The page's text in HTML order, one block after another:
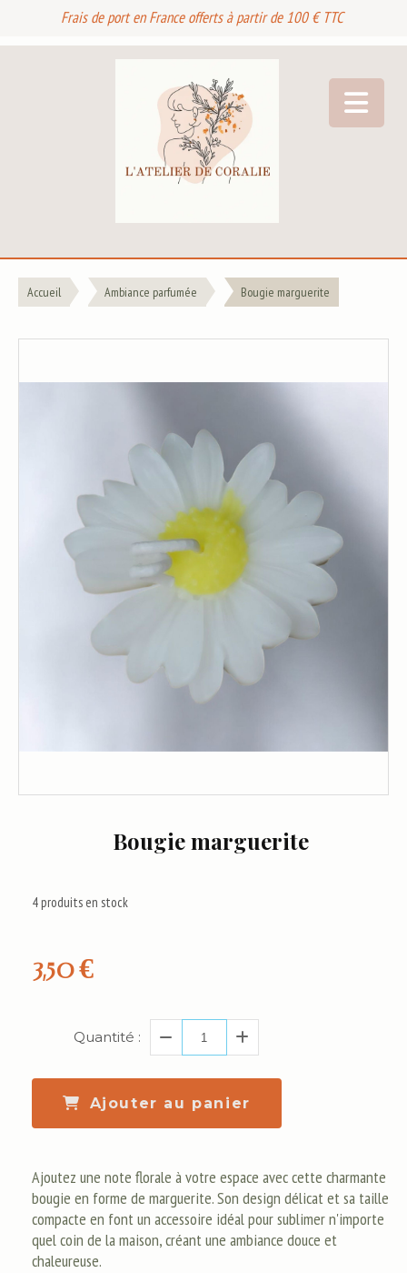
Frais de port en France offerts à partir de 100 € TTC
Accueil Ambiance parfumée Bougie marguerite
Bougie marguerite
3,50€
4produits en stock
Quantité :
Ajouter au panier
Ajoutez une note florale à votre espace avec cette charmante
bougie en forme de marguerite. Son design délicat et sa taille
compacte en font un accessoire idéal pour sublimer n'importe
quel coin de la maison, créant une ambiance douce et
chaleureuse.